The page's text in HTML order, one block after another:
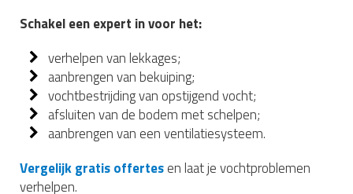
Schakel een expert in voor het:
verhelpen van lekkages;
aanbrengen van bekuiping;
vochtbestrijding van opstijgend vocht;
afsluiten van de bodem met schelpen;
aanbrengen van een ventilatiesysteem.
Vergelijk gratis offertesen laat je vochtproblemen
verhelpen.